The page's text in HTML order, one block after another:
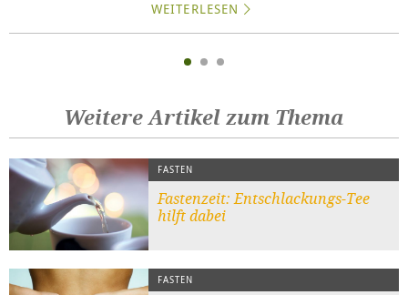
WEITERLESEN
Weitere Artikel zum Thema
FASTEN
Fastenzeit: Entschlackungs-Tee
hilft dabei
FASTEN